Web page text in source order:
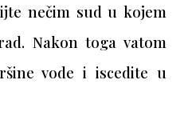
nečim sud u kojem
Nakon toga vatom
vode i iscedite u